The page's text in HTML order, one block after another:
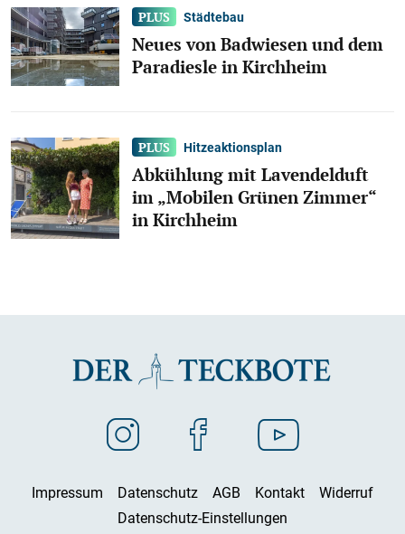
Städtebau
Neues von Badwiesen und dem
Paradiesle in Kirchheim
Hitzeaktionsplan
Abkühlung mit Lavendelduft
im „Mobilen Grünen Zimmer“
in Kirchheim
Impressum Datenschutz AGB Kontakt
Widerruf
Datenschutz-Einstellungen